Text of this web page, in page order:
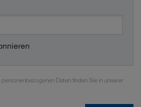
Daten finden Sie in unserer